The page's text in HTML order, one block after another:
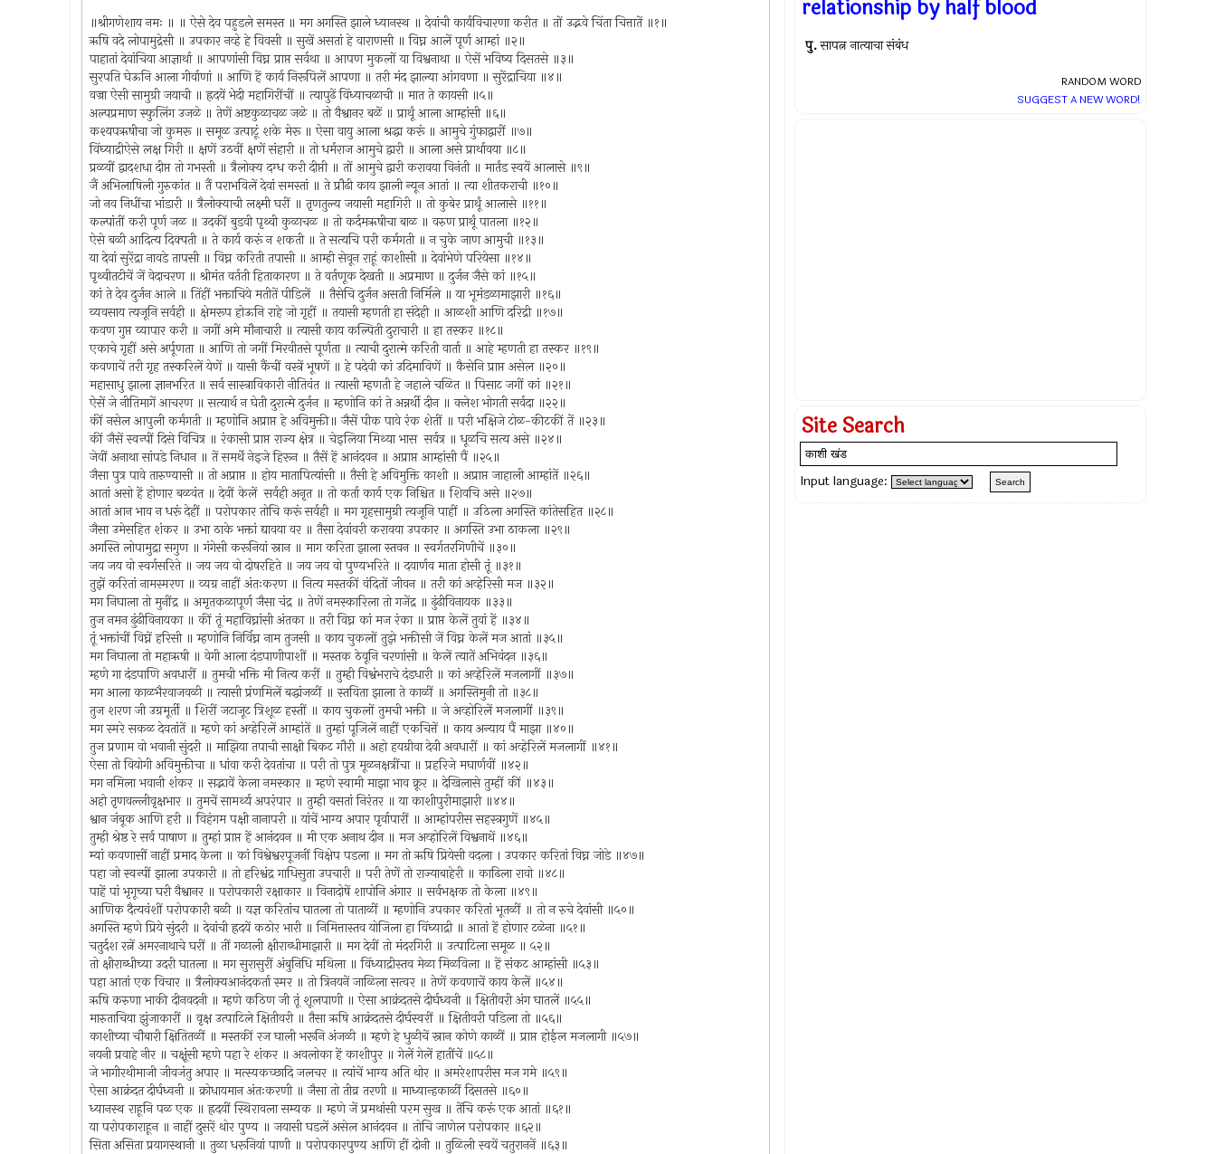
॥श्रीगणेशाय नमः ॥ ॥ ऐसे देव पहुडले समस्त ॥ मग अगस्ति झाले ध्यानस्थ ॥ देवांची कार्यविचारणा करीत ॥ तों उद्भवे चिंता चित्तातें ॥१॥
ऋषि वदे लोपामुद्रेसी ॥ उपकार नव्हे हे विवसी ॥ सुखें असतां हे वाराणसी ॥ विघ्न आलें पूर्ण आम्हां ॥२॥
पाहातां देवांचिया आज्ञार्था ॥ आपणांसी विघ्न प्राप्त सर्वथा ॥ आपण मुकलों या विश्वनाथा ॥ ऐसें भविष्य दिसतसे ॥३॥
सुरपति घेऊनि आला गीर्वाणां ॥ आणि हें कार्य निरूपिलें आपणा ॥ तरी मंद झाल्या आंगवणा ॥ सुरेंद्राचिया ॥४॥
वज्रा ऐसी सामुग्री जयाची ॥ ह्रदयें भेदी महागिरींचीं ॥ त्यापुढें विंध्याचळाची ॥ मात ते कायसी ॥५॥
अल्पप्रमाण स्फुलिंग उजळे ॥ तेणें अष्टकुळाचळ जळे ॥ तो वैश्वानर बळें ॥ प्रार्थूं आला आम्हांसी ॥६॥
कश्यपऋषीचा जो कुमरू ॥ समूळ उत्पाटूं शके मेरू ॥ ऐसा वायु आला श्रद्धा करूं ॥ आमुचे गुंफाद्वारीं ॥७॥
विंघ्याद्रीऐसे लक्ष गिरी ॥ क्षणें उठवीं क्षणें संहारी ॥ तो धर्मराज आमुचे द्वारी ॥ आला असे प्रार्थावया ॥८॥
प्रळयीं द्वादशधा दीप्त तो गभस्ती ॥ त्रैलोक्य दग्ध करी दीप्ती ॥ तों आमुचे द्वारी करावया विनंती ॥ मार्तंड स्वयें आलासे ॥९॥
जैं अभिलाषिली गुरुकांत ॥ तैं पराभविलें देवां समस्तां ॥ ते प्रौढी काय झाली न्यून आतां ॥ त्या शीतकराची ॥१०॥
जो नव निधींचा भांडारी ॥ त्रैलोक्याची लक्ष्मी घरीं ॥ तृणतुल्य जयासी महागिरी ॥ तो कुबेर प्रार्थूं आलासे ॥११॥
कल्पांतीं करी पूर्ण जळ ॥ उदकीं बुडवी पृथ्वी कुळाचळ ॥ तो कर्दमऋषीचा बाळ ॥ वरुण प्रार्थूं पातला ॥१२॥
ऐसे बळी आदित्य दिक्पती ॥ ते कार्य करूं न शकती ॥ ते सत्यचि परी कर्मगती ॥ न चुके जाण आमुची ॥१३॥
या देवां सुरेंद्रा नावडे तापसी ॥ विघ्न करिती तपासी ॥ आम्ही सेवून राहूं काशीसी ॥ देवांभेणे परियेसा ॥१४॥
पृथ्वीतटीचें जें वेदाचरण ॥ श्रीमंत वर्तती हिताकारण ॥ ते वर्तणूक देखती ॥ अप्रमाण ॥ दुर्जन जैसे कां ॥१५॥
कां ते देव दुर्जन आले ॥ तिंहीं भक्ताचिये मतीतें पीडिलें ॥ तैसेचि दुर्जन असती निर्मिले ॥ या भूमंडळामाझारी ॥१६॥
व्यवसाय त्यजूनि सर्वही ॥ क्षेमरूप होऊनि राहे जो गृहीं ॥ तयासी म्हणती हा संदेही ॥ आळशी आणि दरिद्री ॥१७॥
कवण गुप्त व्यापार करी ॥ जगीं अमे मौनाचारी ॥ त्यासी काय कल्पिती दुराचारी ॥ हा तस्कर ॥१८॥
एकाचे गृहीं असे अर्पूणता ॥ आणि तो जगीं मिरवीतसे पूर्णता ॥ त्याची दुरात्मे करिती वार्ता ॥ आहे म्हणती हा तस्कर ॥१९॥
कवणाचें तरी गृह तस्करिलें येणें ॥ यासी कैंचीं वस्त्रें भूषणें ॥ हे पदेवी कां उदिमाविणें ॥ कैसेनि प्राप्त असेल ॥२०॥
महासाधु झाला ज्ञानभरित ॥ सर्व सास्त्राविकारी नीतिवंत ॥ त्यासी म्हणती हे जहाले चळित ॥ पिसाट जगीं कां ॥२१॥
ऐसें जे नीतिमागें आचरण ॥ सत्यार्थ न घेती दुरात्मे दुर्जन ॥ म्हणोनि कां ते अन्नर्थी दीन ॥ क्लेश भोगती सर्वदा ॥२२॥
कीं नसेल आपुली कर्मगती ॥ म्हणोनि अप्राप्त हे अविमुक्ती॥ जैसें पीक पावे रंक शेतीं ॥ परी भक्षिजे टोळ-कीटकीं तें ॥२३॥
कीं जैसें स्वन्पीं दिसे विचित्र ॥ रंकासी प्राप्त राज्य क्षेत्र ॥ चेइलिया मिथ्या भास सर्वत्र ॥ धूळचि सत्य असे ॥२४॥
जेवीं अनाथा सांपडे निधान ॥ तें समर्थें नेइजे हिरून ॥ तैसें हें आनंदवन ॥ अप्राप्त आम्हांसी पैं ॥२५॥
जैसा पुत्र पावे तारुण्यासी ॥ तो अप्राप्त ॥ होय मातापित्यांसी ॥ तैसी हे अविमुक्ति काशी ॥ अप्राप्त जाहाली आम्हांतें ॥२६॥
आतां असो हें होणार बळवंत ॥ देवीं केलें सर्वही अनृत ॥ तो कर्ता कार्य एक निश्चित ॥ शिवचि असे ॥२७॥
आतां आन भाव न धरूं देहीं ॥ परोपकार तोचि करूं सर्वही ॥ मग गृहसामुग्री त्यजूनि पाहीं ॥ उठिला अगस्ति कांतेसहित ॥२८॥
जैसा उमेसहित शंकर ॥ उभा ठाके भक्तां द्यावया वर ॥ तैसा देवांवरी करावया उपकार ॥ अगस्ति उभा ठाकला ॥२९॥
अगस्ति लोपामुद्रा सगुण ॥ गंगेसी करूनियां स्नान ॥ माग करिता झाला स्तवन ॥ स्वर्गतरगिणीचें ॥३०॥
जय जय वो स्वर्गसरिते ॥ जय जय वो दोषरहिते ॥ जय जय वो पुण्यभरिते ॥ दयार्णव माता होसी तूं ॥३१॥
तुझें करितां नामस्मरण ॥ व्यग्र नाहीं अंतःकरण ॥ नित्य मस्तकीं वंदितों जीवन ॥ तरी कां अव्हेरिसी मज ॥३२॥
मग निघाला तो मुनींद्र ॥ अमृतकळापूर्ण जैसा चंद्र ॥ तेणें नमस्कारिला तो गजेंद्र ॥ ढुंढीविनायक ॥३३॥
तुज नमन ढुंढीविनायका ॥ कीं तूं महाविघ्नांसी अंतका ॥ तरी विघ्न कां मज रंका ॥ प्राप्त केलें तुवां हें ॥३४॥
तूं भक्तांचीं विघ्नें हरिसी ॥ म्हणोनि निर्विघ्न नाम तुजसी ॥ काय चुकलों तुझे भक्तीसी जें विघ्न केलें मज आतां ॥३५॥
मग निघाला तो महाऋषी ॥ वेगी आला दंडपाणीपाशीं ॥ मस्तक ठेवूनि चरणांसी ॥ केलें त्यातें अभिवंदन ॥३६॥
म्हणे गा दंडपाणि अवधारीं ॥ तुमची भक्ति मी नित्य करीं ॥ तुम्ही विश्वंभराचे दंडधारी ॥ कां अव्हेरिलें मजलागीं ॥३७॥
मग आला काळभैरवाजवळी ॥ त्यासी प्रंणमिलें बद्धांजळीं ॥ स्तविता झाला ते काळीं ॥ अगस्तिमुनी तो ॥३८॥
तुज शरण जी उग्रमूर्ती ॥ शिरीं जटाजूट त्रिशूळ हस्तीं ॥ काय चुकलों तुमची भक्ती ॥ जे अव्होरिलें मजलागीं ॥३९॥
मग स्मरे सकळ देवतांतें ॥ म्हणे कां अव्हेरिलें आम्हांतें ॥ तुम्हां पूजिलें नाहीं एकचित्तें ॥ काय अन्याय पैं माझा ॥४०॥
तुज प्रणाम वो भवानी सुंदरी ॥ माझिया तपाची साक्षी बिकट गौरी ॥ अहो हयग्रीवा देवी अवधारीं ॥ कां अव्हेरिलें मजलागीं ॥४१॥
ऐसा तो वियोगी अविमुक्तीचा ॥ धांवा करी देवतांचा ॥ परी तो पुत्र मूळनक्षत्रींचा ॥ प्रहरिजे मघार्णवीं ॥४२॥
मग नमिला भवानी शंकर ॥ सद्भावें केला नमस्कार ॥ म्हणे स्वामी माझा भाव क्रूर ॥ देखिलासे तुम्हीं कीं ॥४३॥
अहो तृणवल्लीवृक्षभार ॥ तुमचें सामर्थ्य अपरंपार ॥ तुम्ही वसतां निरंतर ॥ या काशीपुरीमाझारी ॥४४॥
श्वान जंबूक आणि हरी ॥ विहंगम पक्षी नानापरी ॥ यांचें भाग्य अपार पृर्वापारीं ॥ आम्हांपरीस सहस्त्रगुणें ॥४५॥
तुम्ही श्रेष्ठ रे सर्व पाषाण ॥ तुम्हां प्राप्त हें आनंदवन ॥ मी एक अनाथ दीन ॥ मज अव्होरिलें विश्वनाथें ॥४६॥
म्यां कवणासीं नाहीं प्रमाद केला ॥ कां विश्वेश्वरपूजनीं विक्षेप पडला ॥ मग तो ऋषि प्रियेसी वदला । उपकार करितां विघ्न जोडे ॥४७॥
पहा जो स्वन्पीं झाला उपकारी ॥ तो हरिश्वंद्र गाधिसुता उपचारी ॥ परी तेणें तो राज्याबाहेरी ॥ काढिला रावो ॥४८॥
पाहें पां भृगूच्या घरी वैश्वानर ॥ परोपकारी रक्षाकार ॥ विनादोषें शापोनि अंगार ॥ सर्वभक्षक तो केला ॥४९॥
आणिक दैत्यवंशीं परोपकारी बळी ॥ यज्ञ करितांच घातला तो पाताळीं ॥ म्हणोनि उपकार करितां भूतळीं ॥ तो न रुचे देवांसी ॥५०॥
अगस्ति म्हणे प्रिये सुंदरी ॥ देवांची ह्रदयें कठोर भारी ॥ निमित्तास्तव योजिला हा विंघ्याद्री ॥ आतां हें होणार टळेना ॥५१॥
चतुर्दश रत्नें अमरनाथाचे घरीं ॥ तीं गळाली क्षीराब्धीमाझारी ॥ मग देवीं तो मंदरगिरी ॥ उत्पाटिला समूळ ॥ ५२॥
तो क्षीराब्धीच्या उदरी घातला ॥ मग सुरासुरीं अंबुनिधि मथिला ॥ विंध्याद्रीस्तव मेळा मिळविला ॥ हें संकट आम्हांसी ॥५३॥
पहा आतां एक विचार ॥ त्रैलोक्यआनंदकर्ता स्मर ॥ तो त्रिनयनें जाळिला सत्वर ॥ तेणें कवणाचें काय केलें ॥५४॥
ऋषि करुणा भाकी दीनवदनी ॥ म्हणे कठिण जी तूं शूलपाणी ॥ ऐसा आक्रंदतसे दीर्घध्वनी ॥ क्षितीवरी अंग घातलें ॥५५॥
मारुताचिया झुंजाकारीं ॥ वृक्ष उत्पाटिले क्षितीवरी ॥ तैसा ऋषि आक्रंदतसे दीर्घस्वरीं ॥ क्षितीवरी पडिला तो ॥५६॥
काशीच्या चौबारी क्षितितळीं ॥ मस्तकीं रज घाली भरूनि अंजळी ॥ म्हणे हे धुळीचें स्नान कोणे काळीं ॥ प्राप्त होईल मजलागी ॥५७॥
नयनी प्रवाहे नीर ॥ चक्षूंसी म्हणे पहा रे शंकर ॥ अवलोका हें काशीपुर ॥ गेलें गेलें हातींचें ॥५८॥
जे भागीरथीमाजी जीवजंतु अपार ॥ मत्स्यकच्छादि जलचर ॥ त्यांचें भाग्य अति थोर ॥ अमरेशापरीस मज गमे ॥५९॥
ऐसा आक्रंदत दीर्घध्वनी ॥ क्रोधायमान अंतःकरणी ॥ जैसा तो तीव्र तरणी ॥ माध्यान्हकाळीं दिसतसे ॥६०॥
ध्यानस्थ राहूनि पळ एक ॥ ह्रदयीं स्थिरावला सम्यक ॥ म्हणे जें प्रमथांसी परम सुख ॥ तेंचि करूं एक आतां ॥६१॥
या परोपकाराहून ॥ नाहीं दुसरें थोर पुण्य ॥ जयासी घडलें असेल आनंदवन ॥ तोचि जाणेल परोपकार ॥६२॥
सिता असिता प्रयागस्थानी ॥ तुळा धरूनियां पाणी ॥ परोपकारपुण्य आणि हीं दोनी ॥ तुळिली स्वयें चतुराननें ॥६३॥
relationship by half blood
पु.सापत्न नात्याचा संबंध
RANDOM WORD
SUGGEST A NEW WORD!
Site Search
Input language: